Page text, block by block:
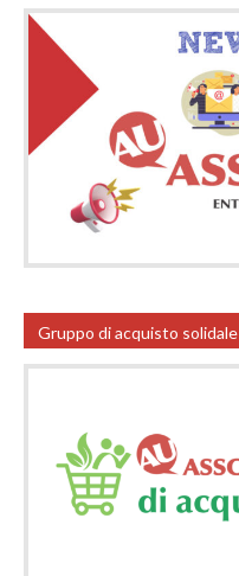
Gruppo di acquisto solidale